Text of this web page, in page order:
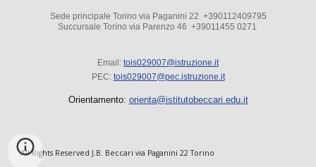
Sede principale Torino via Paganini 22 +390112409795
Succursale Torino via Parenzo 46 +39011455 0271
Email: tois029007@istruzione.it
PEC: tois029007@pec.istruzione.it
Orientamento: orienta@istitutobeccari.edu.it
All Rights Reserved J.B. Beccari via Paganini 22 Torino